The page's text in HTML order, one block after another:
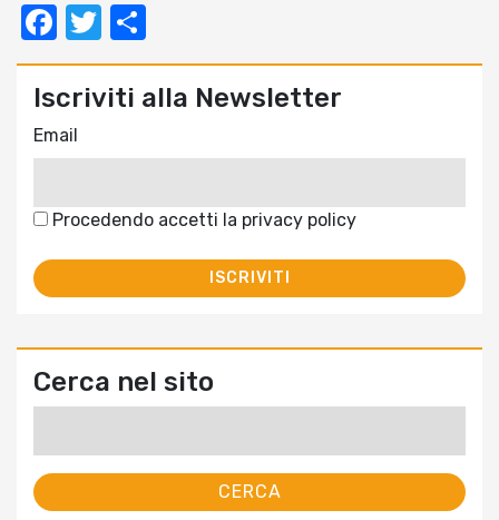
Facebook
Twitter
Iscriviti alla Newsletter
Email
Procedendo accetti la privacy policy
Cerca nel sito